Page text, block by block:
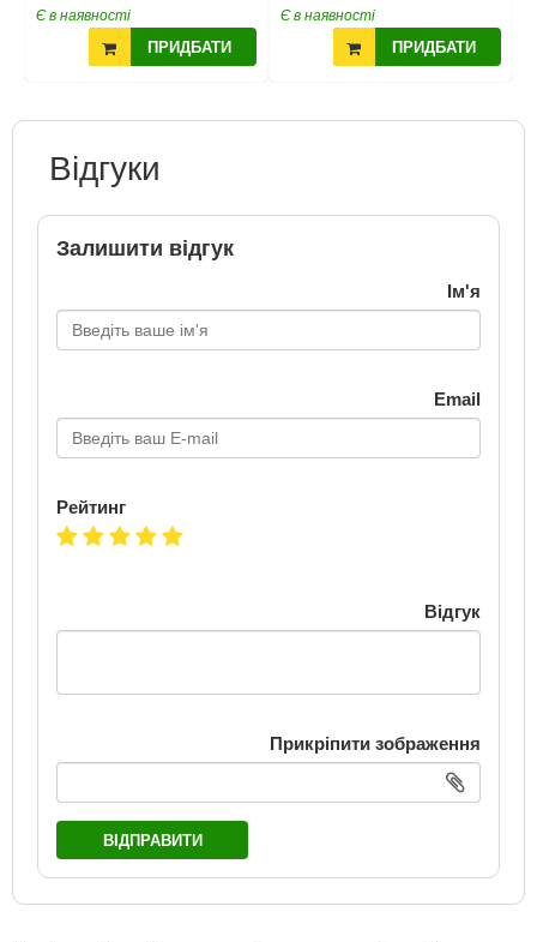
Є в наявності
ПРИДБАТИ
Є в наявності
ПРИДБАТИ
Відгуки
Залишити відгук
Ім'я
Email
Рейтинг
Відгук
Прикріпити зображення
ВІДПРАВИТИ